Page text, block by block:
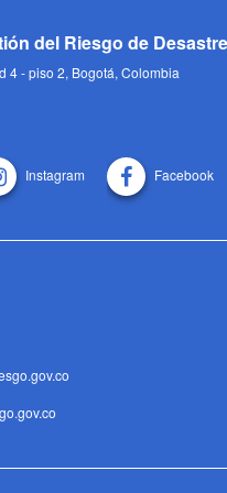
del Riesgo de
4 - piso 2, Bogotá, Colombia
Instagram Facebook